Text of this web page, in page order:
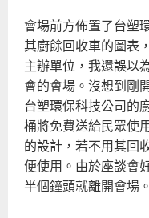
會場前方佈置了台塑
其廚餘回收車的圖表
主辦單位，我還誤以
會的會場。沒想到剛
台塑環保科技公司的
桶將免費送給民眾使
的設計，若不用其回
便使用。由於座談會
半個鐘頭就離開會場。